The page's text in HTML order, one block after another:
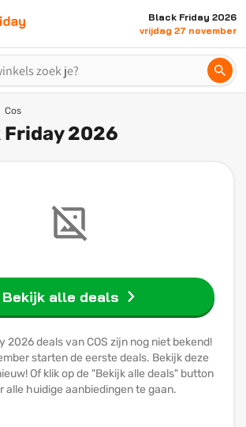
Black Friday 2026
vrijdag 27 november
Cos
Friday 2026
Bekijk alle deals
2026 deals van COS zijn nog niet bekend!
starten de eerste deals. Bekijk deze
Of klik op de "Bekijk alle deals" button
alle huidige aanbiedingen te gaan.